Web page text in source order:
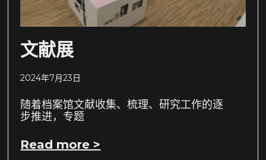
文献展
2024年7月23日
随着档案馆文献收集、梳理、研究工作的逐
步推进，专题
Read more >